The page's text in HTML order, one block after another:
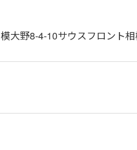
大野8-4-10サウスフロント